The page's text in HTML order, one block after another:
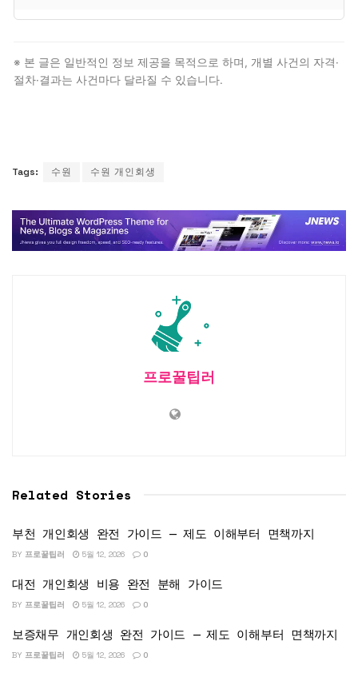
경기 남부 회생 사건 거점, 2023년 회생 전담 법원으로
승격. 다만 법적 자격 요건과 절차 자체는 전국
※ 본 글은 일반적인 정보 제공을 목적으로 하며, 개별 사건의 자격·
절차·결과는 사건마다 달라질 수 있습니다.
Tags: 수원 수원 개인회생
프로꿀팁러
Related Stories
부천 개인회생 완전 가이드 — 제도 이해부터 면책까지
BY 프로꿀팁러 5월 12, 2026 0
대전 개인회생 비용 완전 분해 가이드
BY 프로꿀팁러 5월 12, 2026 0
보증채무 개인회생 완전 가이드 — 제도 이해부터 면책까지
BY 프로꿀팁러 5월 12, 2026 0